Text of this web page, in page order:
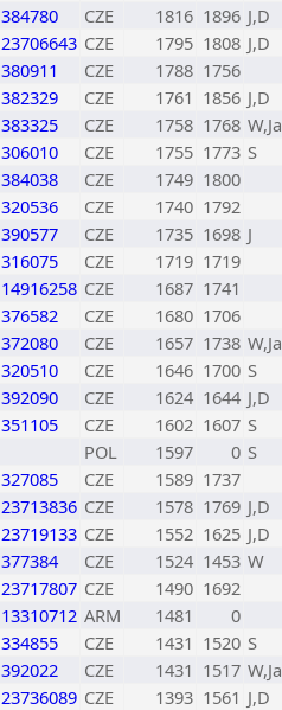
384780 CZE 1816 1896 J,D
23706643 CZE 1795 1808 J,D
380911 CZE 1788 1756
382329 CZE 1761 1856 J,D
383325 CZE 1758 1768 W,Ja
306010 CZE 1755 1773 S
384038 CZE 1749 1800
320536 CZE 1740 1792
390577 CZE 1735 1698 J
316075 CZE 1719 1719
14916258 CZE 1687 1741
376582 CZE 1680 1706
372080 CZE 1657 1738 W,Ja
320510 CZE 1646 1700 S
392090 CZE 1624 1644 J,D
351105 CZE 1602 1607 S
POL 1597 0 S
327085 CZE 1589 1737
23713836 CZE 1578 1769 J,D
23719133 CZE 1552 1625 J,D
377384 CZE 1524 1453 W
23717807 CZE 1490 1692
13310712 ARM 1481
0
334855 CZE 1431 1520 S
392022 CZE 1431 1517 W,Ja
23736089 CZE 1393 1561 J,D